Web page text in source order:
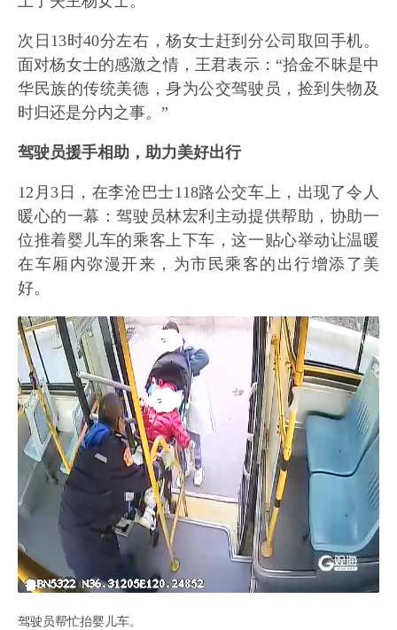
次日13时40分左右，杨女士赶到分公司取回手机。
面对杨女士的感激之情，王君表示：“拾金不昧是中
华民族的传统美德，身为公交驾驶员，捡到失物及
时归还是分内之事。”
驾驶员援手相助，助力美好出行
12月3日，在李沧巴士118路公交车上，出现了令人
暖心的一幕：驾驶员林宏利主动提供帮助，协助一
位推着婴儿车的乘客上下车，这一贴心举动让温暖
在车厢内弥漫开来，为市民乘客的出行增添了美
好。
驾驶员帮忙抬婴儿车。